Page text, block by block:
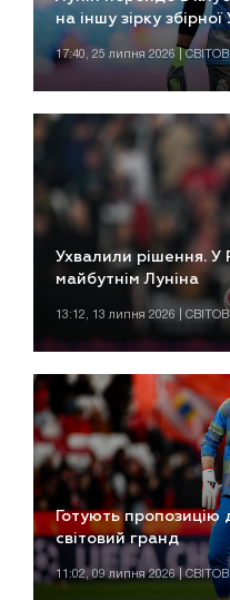
на іншу зірку збірної
17:40, 25 липня 2026 |
Ухвалили рішення. У
майбутнім Луніна
13:12, 13 липня 2026 |
Готують пропозицію
світовий гранд
11:02, 09 липня 2026 |